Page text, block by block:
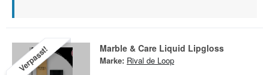
Verpasst! Marble & Care Liquid Lipgloss
Marke: Rival de Loop